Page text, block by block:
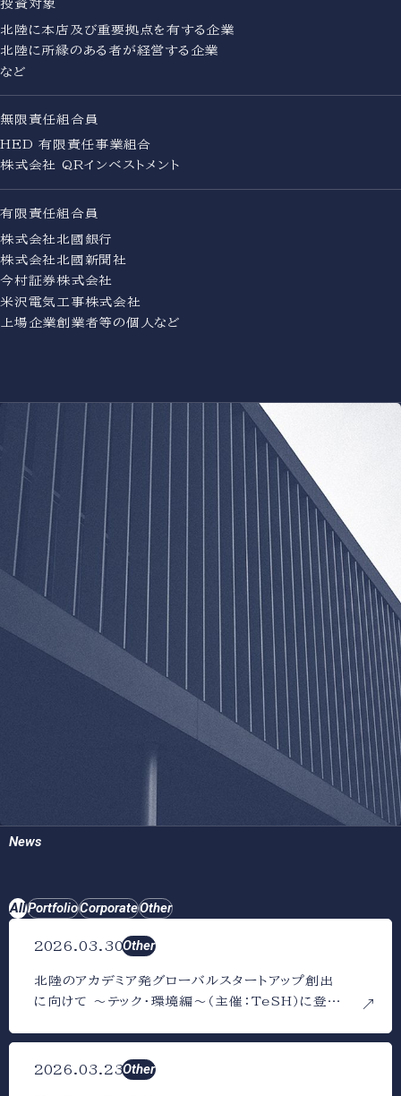
投資対象
北陸に本店及び重要拠点を有する企業
北陸に所縁のある者が経営する企業
など
無限責任組合員
HED 有限責任事業組合
株式会社 QRインベストメント
有限責任組合員
株式会社北國銀行
株式会社北國新聞社
今村証券株式会社
米沢電気工事株式会社
上場企業創業者等の個人など
News
AllPortfolioCorporateOther
2026.03.30Other
北陸のアカデミア発グローバルスタートアップ創出
に向けて 〜テック・環境編〜（主催：TeSH）に登壇
2026.03.23Other